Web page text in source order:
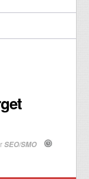
SEO/SMO